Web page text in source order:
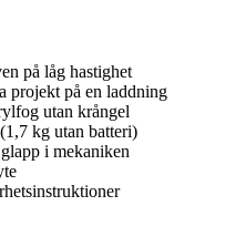
på låg hastighet
projekt på en laddning
utan krångel
kg utan batteri)
i mekaniken